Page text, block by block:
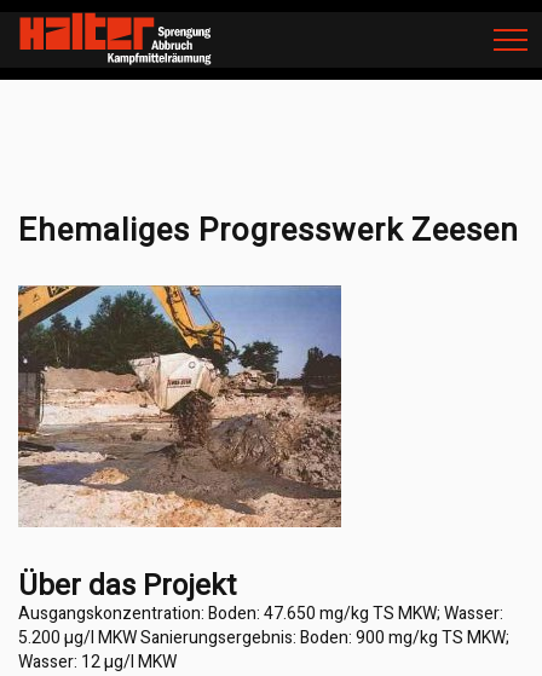
Home Bodensanierung Ehemaliges Progresswerk Zeesen
Ehemaliges Progresswerk Zeesen
Über das Projekt
Ausgangskonzentration: Boden: 47.650 mg/kg TS MKW; Wasser:
5.200 µg/l MKW Sanierungsergebnis: Boden: 900 mg/kg TS MKW;
Wasser: 12 µg/l MKW